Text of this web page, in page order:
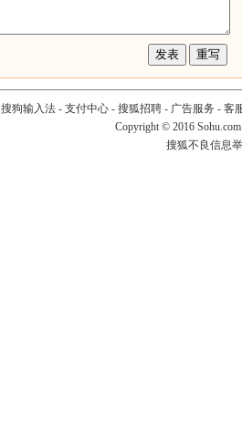
搜狗输入法- 支付中心- 搜狐招聘- 广告服务 - 客
Copyright © 2016
搜狐不良信息